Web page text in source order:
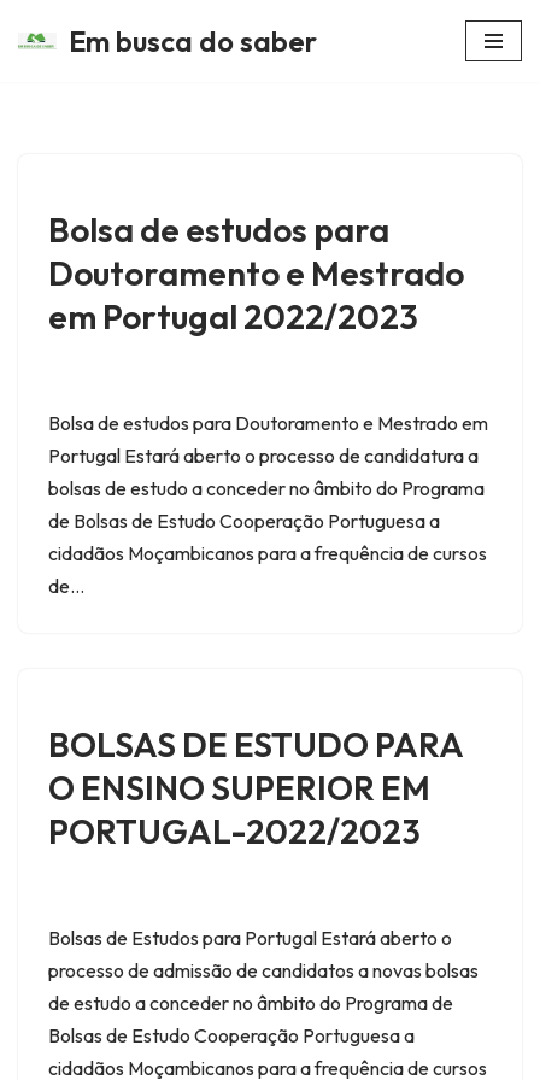
Em busca do saber
Bolsa de estudos para
Doutoramento e Mestrado
em Portugal 2022/2023
Bolsa de estudos para Doutoramento e Mestrado em
Portugal Estará aberto o processo de candidatura a
bolsas de estudo a conceder no âmbito do Programa
de Bolsas de Estudo Cooperação Portuguesa a
cidadãos Moçambicanos para a frequência de cursos
de…
BOLSAS DE ESTUDO PARA
O ENSINO SUPERIOR EM
PORTUGAL-2022/2023
Bolsas de Estudos para Portugal Estará aberto o
processo de admissão de candidatos a novas bolsas
de estudo a conceder no âmbito do Programa de
Bolsas de Estudo Cooperação Portuguesa a
cidadãos Moçambicanos para a frequência de cursos